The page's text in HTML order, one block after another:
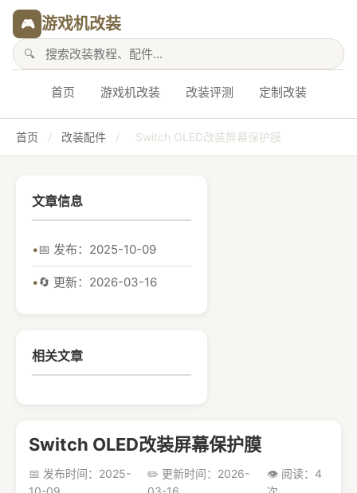
🎮 游戏机改装
首页 游戏机改装 改装评测 定制改装
首页 / 改装配件 / Switch OLED改装屏幕保护膜
文章信息
📅 发布：2025-10-09
🔄 更新：2026-03-16
相关文章
Switch OLED改装屏幕保护膜
📅 发布时间：2025-
✏️ 更新时间：2026-
👁️ 阅读：4